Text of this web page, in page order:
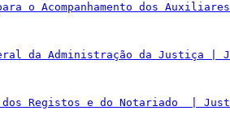
o Acompanhamento dos
da Administração da Justiça |
Registos e do Notariado  |